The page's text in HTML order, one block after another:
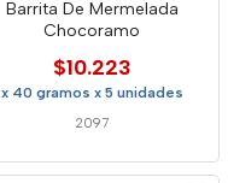
Barrita De Mermelada
Chocoramo
$10.223
x 40 gramos x 5 unidades
2097